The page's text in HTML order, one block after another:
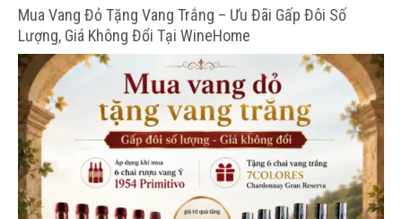
Mua Vang Đỏ Tặng Vang Trắng – Ưu Đãi Gấp Đôi Số
Lượng, Giá Không Đổi Tại WineHome